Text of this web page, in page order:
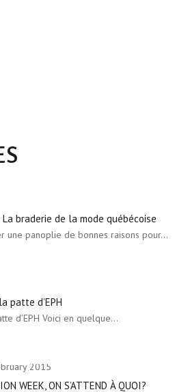
braderie de la mode québécoise
une panoplie de bonnes raisons pour…
patte d’EPH
d’EPH Voici en quelque…
2015
WEEK, ON S’ATTEND À QUOI?